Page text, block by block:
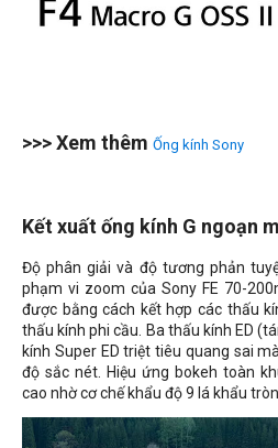
>>> Xem thêm Ống kính Sony
Kết xuất ống kính G ngoạn
Độ phân giải và độ tương phản
phạm vi zoom của Sony FE 70-
được bằng cách kết hợp các thấu
thấu kính phi cầu. Ba thấu kính ED
kính Super ED triệt tiêu quang sai
độ sắc nét. Hiệu ứng bokeh toàn
cao nhờ cơ chế khẩu độ 9 lá khẩu